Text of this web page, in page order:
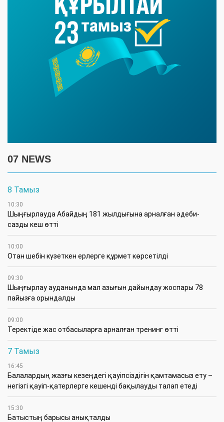
07 NEWS
8 Тамыз
10:30
Шыңғырлауда Абайдың 181 жылдығына арналған әдеби-
сазды кеш өтті
10:00
Отан шебін күзеткен ерлерге құрмет көрсетілді
09:30
​Шыңғырлау ауданында мал азығын дайындау жоспары 78
пайызға орындалды
09:00
​Теректіде жас отбасыларға арналған тренинг өтті
7 Тамыз
16:45
Балалардың жазғы кезеңдегі қауіпсіздігін қамтамасыз ету –
негізгі қауіп-қатерлерге кешенді бақылауды талап етеді
15:30
Батыстың барысы анықталды